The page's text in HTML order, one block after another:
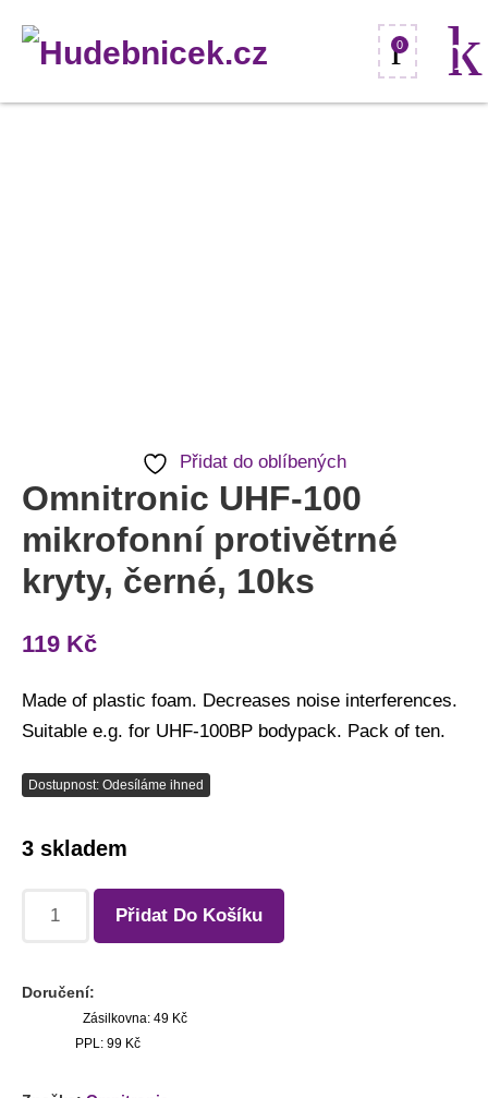
0
Přidat do oblíbených
Omnitronic UHF-100
mikrofonní protivětrné
kryty, černé, 10ks
119 Kč
Made of plastic foam. Decreases noise interferences.
Suitable e.g. for UHF-100BP bodypack. Pack of ten.
Dostupnost: Odesíláme ihned
3 skladem
Přidat Do Košíku
Doručení:
Zásilkovna: 49 Kč
PPL: 99 Kč